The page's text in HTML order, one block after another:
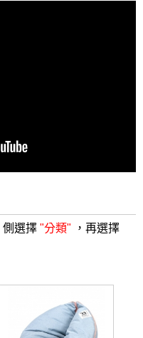
側選擇 "分類" ，再選擇